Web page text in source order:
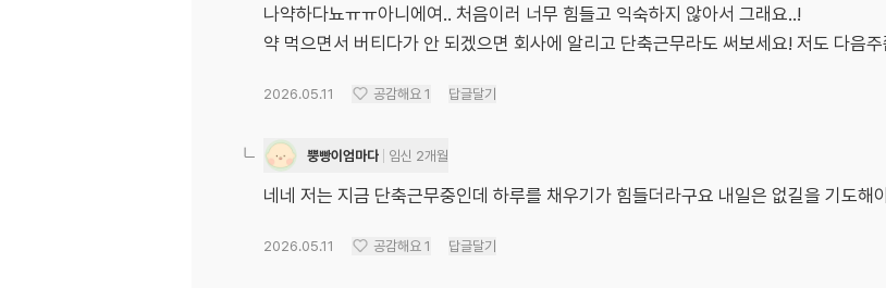
나약하다뇨ㅠㅠ아니에여.. 처음이러 너무 힘들고 익숙하지 않아서 그래요..!
약 먹으면서 버티다가 안 되겠으면 회사에 알리고 단축근무라도 써보세요! 저도 다음
2026.05.11 공감해요 1 답글달기
뿡빵이엄마다 임신 2개월
네네 저는 지금 단축근무중인데 하루를 채우기가 힘들더라구요 내일은 없길을 기도해
2026.05.11 공감해요 1 답글달기